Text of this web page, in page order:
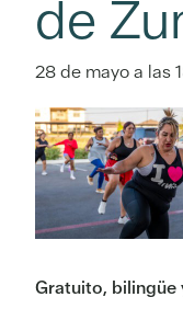
de
28 de mayo a las
Gratuito, bilingüe